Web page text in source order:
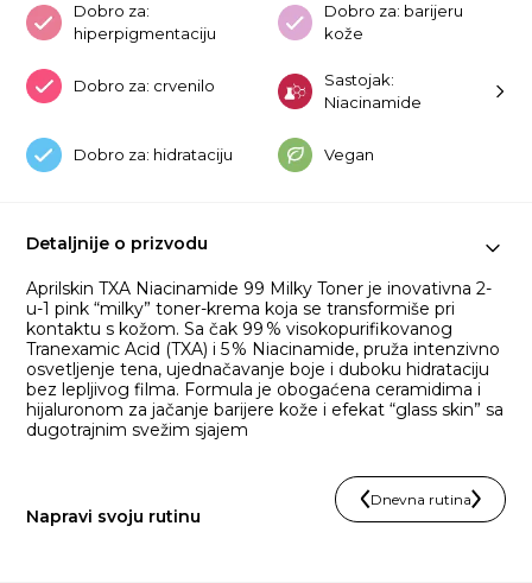
Dobro za:
hiperpigmentaciju
Dobro za: barijeru
kože
Dobro za: crvenilo
Sastojak:
Niacinamide
Dobro za: hidrataciju Vegan
Detaljnije o prizvodu
Aprilskin TXA Niacinamide 99 Milky Toner je inovativna 2-
u-1 pink “milky” toner-krema koja se transformiše pri
kontaktu s kožom. Sa čak 99 % visokopurifikovanog
Tranexamic Acid (TXA) i 5 % Niacinamide, pruža intenzivno
osvetljenje tena, ujednačavanje boje i duboku hidrataciju
bez lepljivog filma. Formula je obogaćena ceramidima i
hijaluronom za jačanje barijere kože i efekat “glass skin” sa
dugotrajnim svežim sjajem
Napravi svoju rutinu
Dnevna rutina